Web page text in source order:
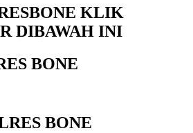
KLIK
DIBAWAH INI
BONE
BONE